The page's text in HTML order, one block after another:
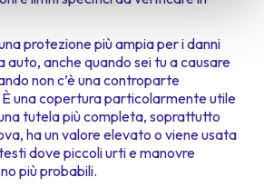
protezione più ampia per i danni
auto, anche quando sei tu a causare
non c’è una controparte
una copertura particolarmente utile
tutela più completa, soprattutto
ha un valore elevato o viene usata
dove piccoli urti e manovre
più probabili.